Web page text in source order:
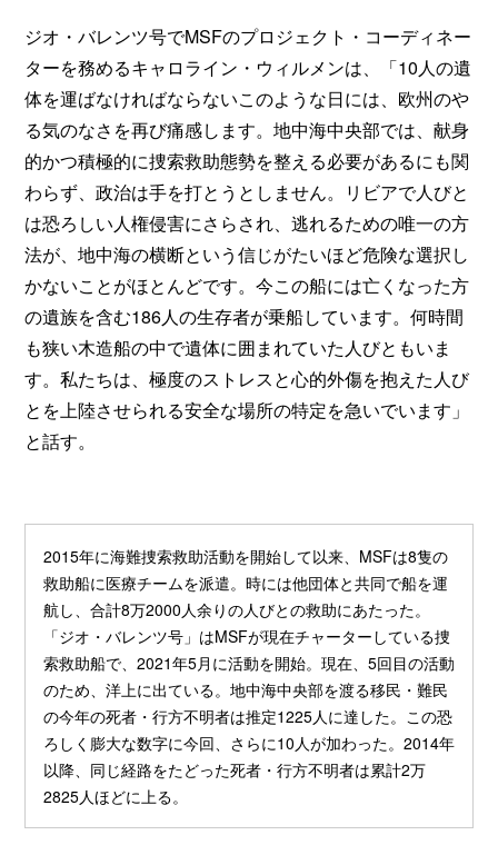
ジオ・バレンツ号でMSFのプロジェクト・コーディネー
ターを務めるキャロライン・ウィルメンは、「10人の遺
体を運ばなければならないこのような日には、欧州のや
る気のなさを再び痛感します。地中海中央部では、献身
的かつ積極的に捜索救助態勢を整える必要があるにも関
わらず、政治は手を打とうとしません。リビアで人びと
は恐ろしい人権侵害にさらされ、逃れるための唯一の方
法が、地中海の横断という信じがたいほど危険な選択し
かないことがほとんどです。今この船には亡くなった方
の遺族を含む186人の生存者が乗船しています。何時間
も狭い木造船の中で遺体に囲まれていた人びともいま
す。私たちは、極度のストレスと心的外傷を抱えた人び
とを上陸させられる安全な場所の特定を急いでいます」
と話す。
2015年に海難捜索救助活動を開始して以来、MSFは8隻の
救助船に医療チームを派遣。時には他団体と共同で船を運
航し、合計8万2000人余りの人びとの救助にあたった。
「ジオ・バレンツ号」はMSFが現在チャーターしている捜
索救助船で、2021年5月に活動を開始。現在、5回目の活動
のため、洋上に出ている。地中海中央部を渡る移民・難民
の今年の死者・行方不明者は推定1225人に達した。この恐
ろしく膨大な数字に今回、さらに10人が加わった。2014年
以降、同じ経路をたどった死者・行方不明者は累計2万
2825人ほどに上る。